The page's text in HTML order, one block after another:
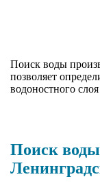
Поиск воды
позволяет
водоностного
Поиск воды